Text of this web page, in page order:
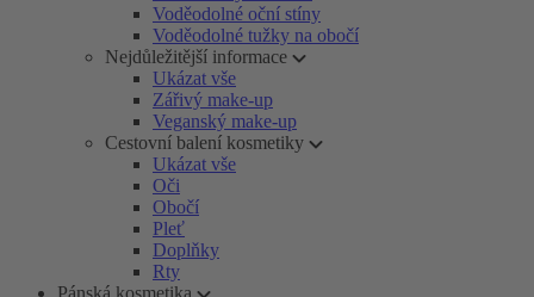
Voděodolné oční stíny
Voděodolné tužky na obočí
Nejdůležitější informace
Ukázat vše
Zářivý make-up
Veganský make-up
Cestovní balení kosmetiky
Ukázat vše
Oči
Obočí
Pleť
Doplňky
Rty
Pánská kosmetika